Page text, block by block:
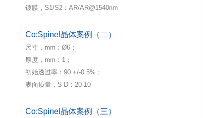
镀膜，S1/S2：AR/AR@1540nm
Co:Spinel晶体案例（二）
尺寸，mm：Ø6；
厚度，mm：1；
初始透过率：90 +/-0.5%；
表面质量，S-D：20-10
Co:Spinel晶体案例（三）